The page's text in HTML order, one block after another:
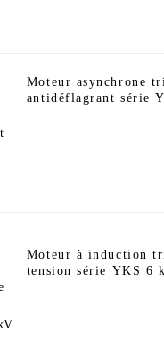
Moteur asynchrone
antidéflagrant série
Moteur à induction
tension série YKS 6